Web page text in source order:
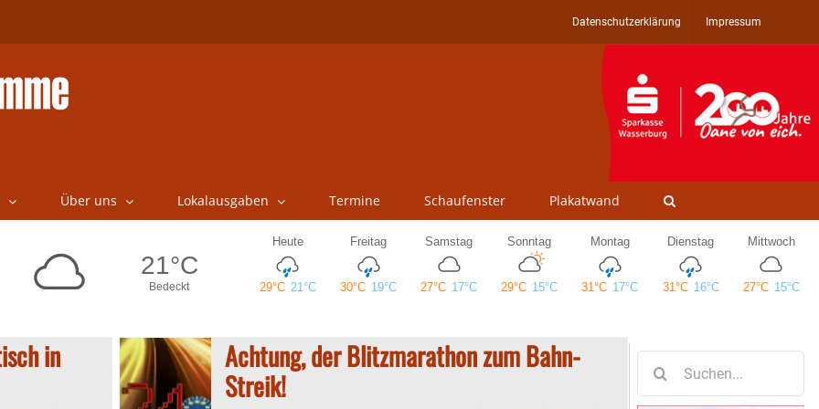
Datenschutzerklärung Impressum
Über uns Lokalausgaben Termine Schaufenster Plakatwand
in
Achtung, der Blitzmarathon zum Bahn-
Streik!
nach: